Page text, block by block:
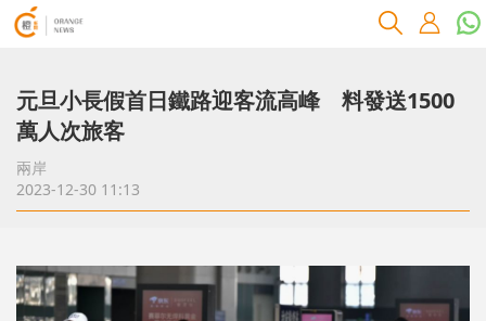
元旦小長假首日鐵路迎客流高峰 料發送1500
萬人次旅客
兩岸
2023-12-30 11:13